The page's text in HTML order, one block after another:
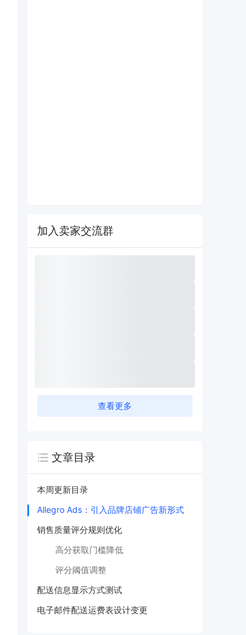
加入卖家交流群
查看更多
文章目录
本周更新目录
Allegro Ads：引入品牌店铺广告新形式
销售质量评分规则优化
高分获取门槛降低
评分阈值调整
配送信息显示方式测试
电子邮件配送运费表设计变更